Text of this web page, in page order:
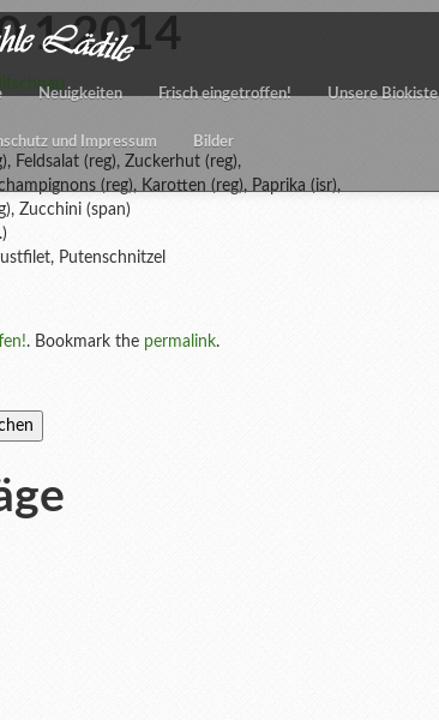
Neuigkeiten Frisch eingetroffen! Unsere Biokiste
und Impressum Bilder
Feldsalat (reg), Zuckerhut (reg),
(reg), Karotten (reg), Paprika (isr),
Zucchini (span)
Putenschnitzel
. Bookmark the permalink.